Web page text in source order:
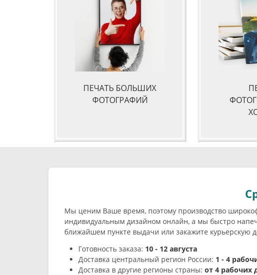
ПЕЧАТЬ БОЛЬШИХ
ФОТОГРАФИЙ
Мы ценим Ваше время, поэтому производство
индивидуальным дизайном онлайн, а мы быстро
ближайшем пункте выдачи или закажите курьерскую
Готовность заказа: 10 - 12 августа
Доставка центральный регион России: 1 - 4
Доставка в другие регионы страны: от 4 рабочих